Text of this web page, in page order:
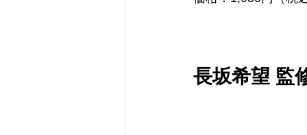
長坂希望 監